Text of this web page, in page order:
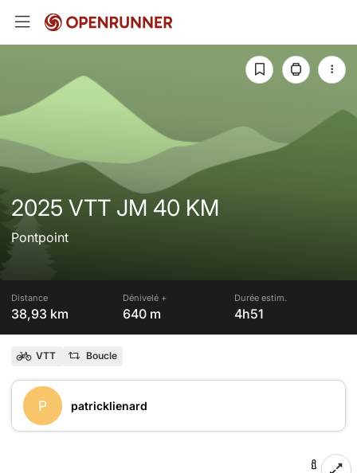
2025 VTT JM 40 KM
Pontpoint
Distance
38,93 km
Dénivelé +
640 m
Durée estim.
4h51
VTT Boucle
P patricklienard